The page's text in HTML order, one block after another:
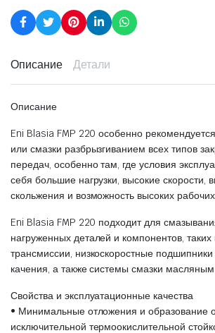
Описание Детали
Описание
Eni Blasia FMP 220 особенно
или смазки разбрызгиванием всех типов
передач, особенно там, где условия
себя большие нагрузки, высокие скорости,
скольжения и возможность высоких
Eni Blasia FMP 220 подходит для
нагруженных деталей и компонентов,
трансмиссии, низкоскоростные
качения, а также системы смазки
Свойства и эксплуатационные качества
• Минимальные отложения и образование
исключительной термоокислительной